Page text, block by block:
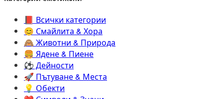
📕️ Всички категории
😊️ Смайлита & Хора
🙈️ Животни & Природа
🍔️ Ядене & Пиене
⚽️ Дейности
🚀️ Пътуване & Места
💡️ Обекти